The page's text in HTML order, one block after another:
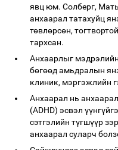
явц юм. Солберг,
анхаарал татахуйц
төвлөрсөн,
тархсан.
Анхаарлыг мэдрэлийн
бөгөөд амьдралын
клиник, мэргэжлийн
Анхаарал нь
(ADHD) эсвэл
сэтгэлийн түгшүүр
анхаарал суларч